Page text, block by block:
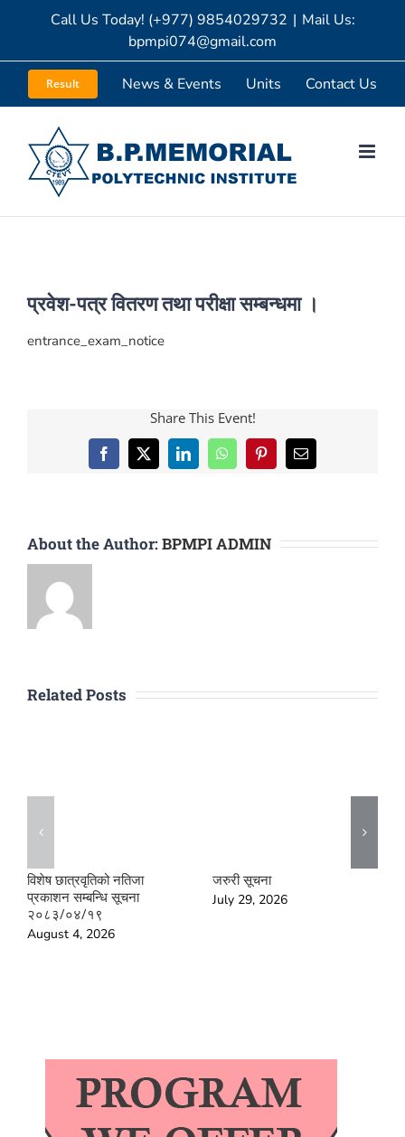
content
Call Us Today! (+977) 9854029732 | Mail Us:
bpmpi074@gmail.com
Result News & Events Units Contact Us
प्रवेश-पत्र वितरण तथा परीक्षा सम्बन्धमा ।
entrance_exam_notice
Share This Event!
Facebook
X LinkedInWhatsAppPinterestEmail
About the Author:BPMPI ADMIN
Related Posts
विशेष छात्रवृतिको नतिजा
प्रकाशन सम्बन्धि सूचना
२०८३/०४/१९
August 4, 2026
जरुरी सूचना
July 29, 2026